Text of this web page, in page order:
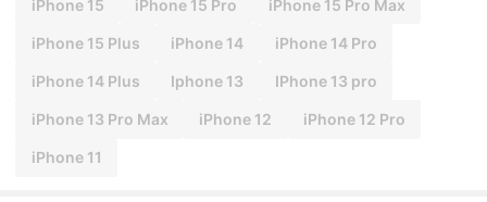
iPhone 15 iPhone 15 Pro iPhone 15 Pro Max
iPhone 15 Plus iPhone 14 iPhone 14 Pro
iPhone 14 Plus Iphone 13 IPhone 13 pro
iPhone 13 Pro Max iPhone 12 iPhone 12 Pro
iPhone 11